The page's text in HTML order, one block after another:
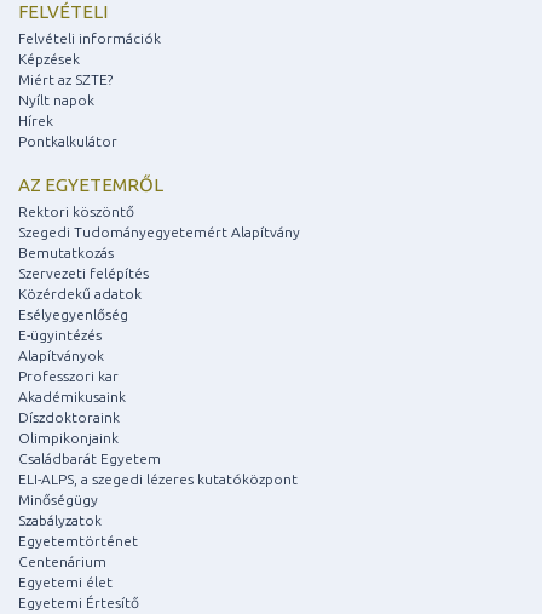
FELVÉTELI
Felvételi információk
Képzések
Miért az SZTE?
Nyílt napok
Hírek
Pontkalkulátor
AZ EGYETEMRŐL
Rektori köszöntő
Szegedi Tudományegyetemért Alapítvány
Bemutatkozás
Szervezeti felépítés
Közérdekű adatok
Esélyegyenlőség
E-ügyintézés
Alapítványok
Professzori kar
Akadémikusaink
Díszdoktoraink
Olimpikonjaink
Családbarát Egyetem
ELI-ALPS, a szegedi lézeres kutatóközpont
Minőségügy
Szabályzatok
Egyetemtörténet
Centenárium
Egyetemi élet
Egyetemi Értesítő